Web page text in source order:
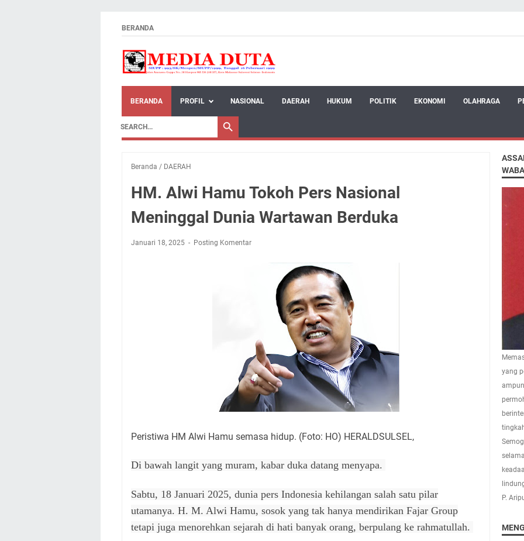
BERANDA
BERANDA PROFIL NASIONAL DAERAH HUKUM POLITIK EKONOMI OLAHRAGA
Beranda / DAERAH
HM. Alwi Hamu Tokoh Pers Nasional
Meninggal Dunia Wartawan Berduka
Januari 18, 2025 Posting Komentar
Peristiwa HM Alwi Hamu semasa hidup. (Foto: HO) HERALDSULSEL,
Di bawah langit yang muram, kabar duka datang menyapa.
Sabtu, 18 Januari 2025, dunia pers Indonesia kehilangan salah satu pilar
utamanya. H. M. Alwi Hamu, sosok yang tak hanya mendirikan Fajar Group
tetapi juga menorehkan sejarah di hati banyak orang, berpulang ke rahmatullah.
yang
P.